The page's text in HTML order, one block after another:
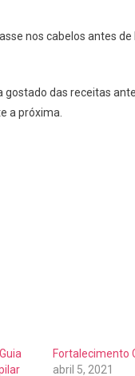
nos cabelos antes
gostado das receitas
a próxima.
Fortalecimento
abril 5, 2021